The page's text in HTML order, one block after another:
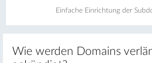
Einfache Einrichtung der
Wie werden Domains